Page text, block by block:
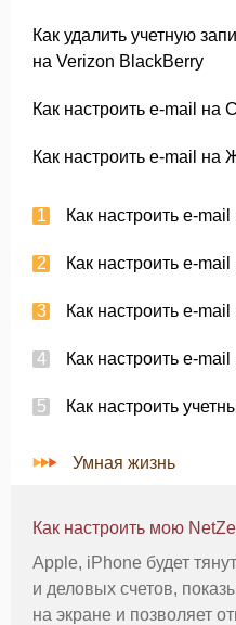
Как удалить учетную
на Verizon BlackBerry
Как настроить e-mail на
Как настроить e-mail на
Как настроить e-
Как настроить e-
Как настроить e-
Как настроить e-mail
Умная жизнь
Как настроить мою
Apple, iPhone будет
и деловых счетов,
на экране и позволяет